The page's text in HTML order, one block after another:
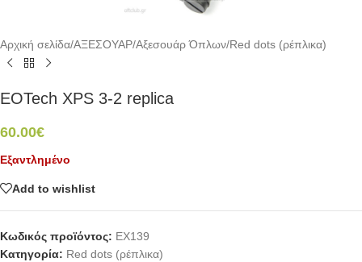
Αρχική σελίδα/ΑΞΕΣΟΥΑΡ/Αξεσουάρ Όπλων/Red dots (ρέπλικα)
EOTech XPS 3-2 replica
60.00€
Εξαντλημένο
Add to wishlist
Κωδικός προϊόντος: EX139
Κατηγορία: Red dots (ρέπλικα)